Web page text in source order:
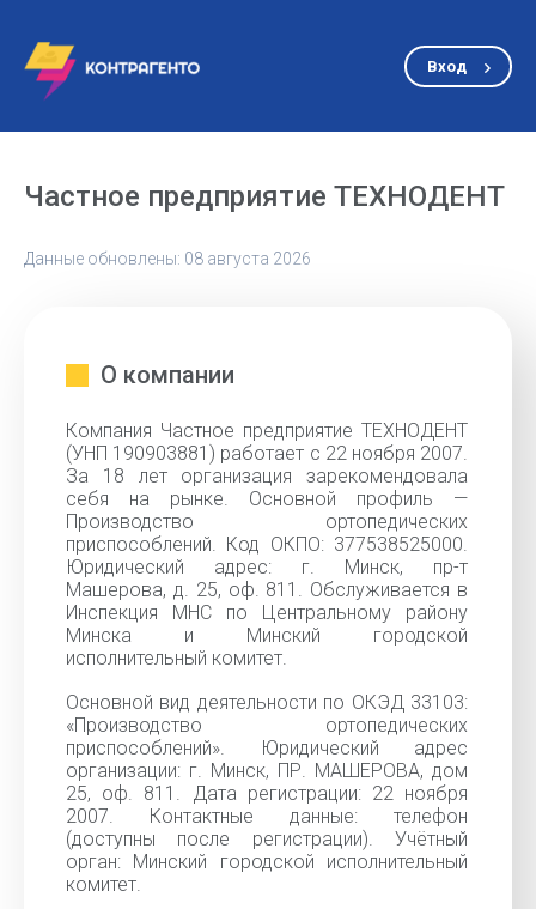
Вход
Частное предприятие ТЕХНОДЕНТ
Данные обновлены: 08 августа 2026
О компании
Компания Частное предприятие ТЕХНОДЕНТ
(УНП 190903881) работает с 22 ноября 2007.
За 18 лет организация зарекомендовала
себя на рынке. Основной профиль —
Производство ортопедических
приспособлений. Код ОКПО: 377538525000.
Юридический адрес: г. Минск, пр-т
Машерова, д. 25, оф. 811. Обслуживается в
Инспекция МНС по Центральному району
Минска и Минский городской
исполнительный комитет.
Основной вид деятельности по ОКЭД 33103:
«Производство ортопедических
приспособлений». Юридический адрес
организации: г. Минск, ПР. МАШЕРОВА, дом
25, оф. 811. Дата регистрации: 22 ноября
2007. Контактные данные: телефон
(доступны после регистрации). Учётный
орган: Минский городской исполнительный
комитет.